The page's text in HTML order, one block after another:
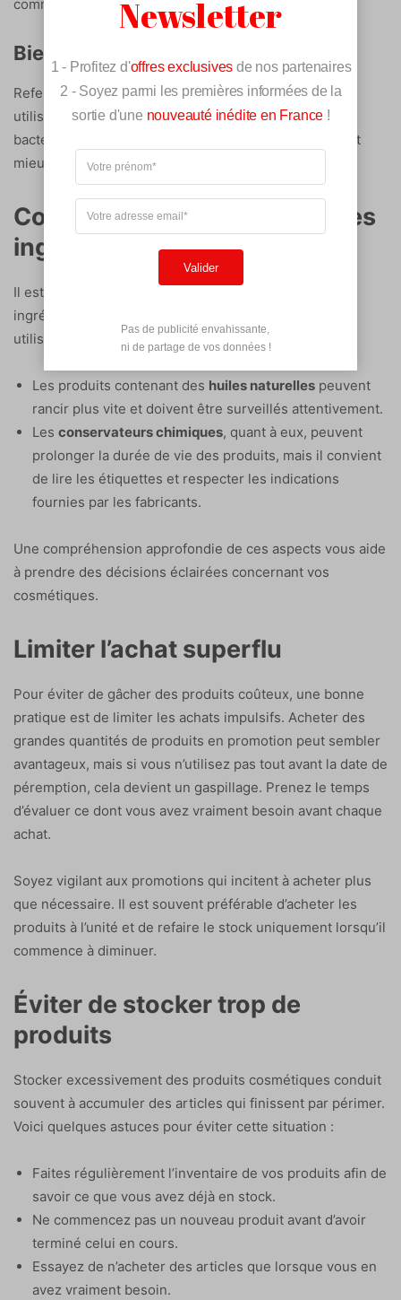
comme une chambre ou un dressing.
Bien refermer les produits
Refermez toujours soigneusement vos produits après
utilisation. Cette simple action empêche l’air et les
bactéries d’entrer. Des flacons bien fermés conservent
mieux leurs propriétés et durent plus longtemps.
Comprendre les propriétés des
ingrédients
Il est également utile de connaître les propriétés des
ingrédients de vos cosmétiques pour savoir quand les
utiliser ou les jeter. Par exemple :
Les produits contenant des huiles naturelles peuvent
rancir plus vite et doivent être surveillés attentivement.
Les conservateurs chimiques, quant à eux, peuvent
prolonger la durée de vie des produits, mais il convient
de lire les étiquettes et respecter les indications
fournies par les fabricants.
Une compréhension approfondie de ces aspects vous aide
à prendre des décisions éclairées concernant vos
cosmétiques.
Limiter l’achat superflu
Pour éviter de gâcher des produits coûteux, une bonne
pratique est de limiter les achats impulsifs. Acheter des
grandes quantités de produits en promotion peut sembler
avantageux, mais si vous n’utilisez pas tout avant la date de
péremption, cela devient un gaspillage. Prenez le temps
d’évaluer ce dont vous avez vraiment besoin avant chaque
achat.
Soyez vigilant aux promotions qui incitent à acheter plus
que nécessaire. Il est souvent préférable d’acheter les
produits à l’unité et de refaire le stock uniquement lorsqu’il
commence à diminuer.
Éviter de stocker trop de
produits
Stocker excessivement des produits cosmétiques conduit
souvent à accumuler des articles qui finissent par périmer.
Voici quelques astuces pour éviter cette situation :
Faites régulièrement l’inventaire de vos produits afin de
savoir ce que vous avez déjà en stock.
Ne commencez pas un nouveau produit avant d’avoir
terminé celui en cours.
Essayez de n’acheter des articles que lorsque vous en
avez vraiment besoin.
Newsletter
1 - Profitez d'offres exclusives de nos partenaires
2 - Soyez parmi les premières informées de la
sortie d'une nouveauté inédite en France !
Valider
Pas de publicité envahissante,
ni de partage de vos données !